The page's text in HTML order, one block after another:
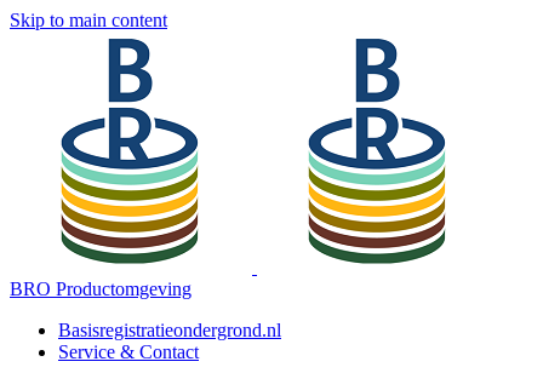
Skip to main content
BRO Productomgeving
Basisregistratieondergrond.nl
Service & Contact